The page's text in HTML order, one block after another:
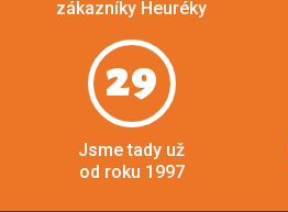
zákazníky Heuréky
29
Jsme tady už
od roku 1997